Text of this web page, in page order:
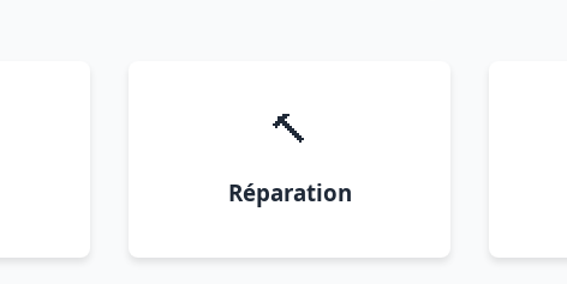
🔨
Réparation